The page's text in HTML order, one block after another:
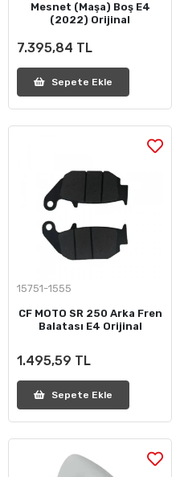
Mesnet (Maşa) Boş E4
(2022) Orijinal
7.395,84 TL
Sepete Ekle
15751-1555
CF MOTO SR 250 Arka Fren
Balatası E4 Orijinal
1.495,59 TL
Sepete Ekle